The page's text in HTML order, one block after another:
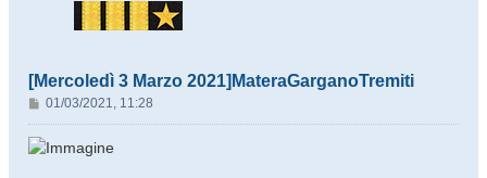
[Mercoledì 3 Marzo 2021]MateraGarganoTremiti
M
e
s
01/03/2021, 11:28